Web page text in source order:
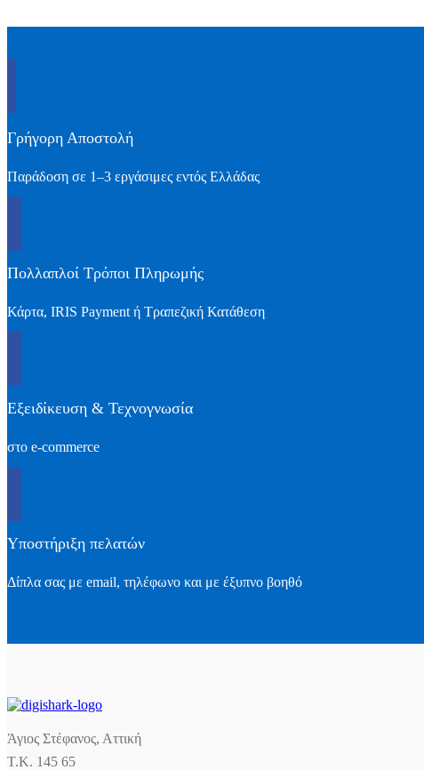
Γρήγορη Αποστολή
Παράδοση σε 1–3 εργάσιμες εντός Ελλάδας
Πολλαπλοί Τρόποι Πληρωμής
Κάρτα, IRIS Payment ή Τραπεζική Κατάθεση
Εξειδίκευση & Τεχνογνωσία
στο e-commerce
Υποστήριξη πελατών
Δίπλα σας με email, τηλέφωνο και με έξυπνο βοηθό
Άγιος Στέφανος, Αττική
Τ.Κ. 145 65